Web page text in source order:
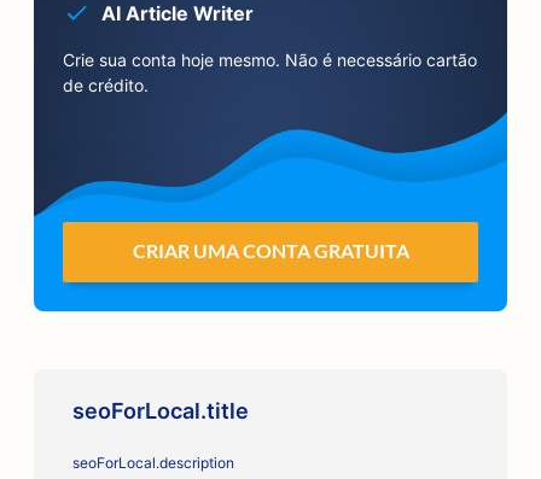
AI Article Writer
Crie sua conta hoje mesmo. Não é necessário cartão
de crédito.
CRIAR UMA CONTA GRATUITA
seoForLocal.title
seoForLocal.description